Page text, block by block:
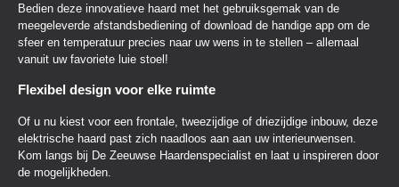
Bedien deze innovatieve haard met het gebruiksgemak van de
meegeleverde afstandsbediening of download de handige app om de
sfeer en temperatuur precies naar uw wens in te stellen – allemaal
vanuit uw favoriete luie stoel!
Flexibel design voor elke ruimte
Of u nu kiest voor een frontale, tweezijdige of driezijdige inbouw, deze
elektrische haard past zich naadloos aan aan uw interieurwensen.
Kom langs bij De Zeeuwse Haardenspecialist en laat u inspireren door
de mogelijkheden.